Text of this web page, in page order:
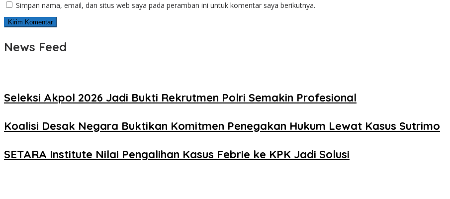
Simpan nama, email, dan situs web saya pada peramban ini untuk komentar saya berikutnya.
News Feed
Seleksi Akpol 2026 Jadi Bukti Rekrutmen Polri Semakin Profesional
Koalisi Desak Negara Buktikan Komitmen Penegakan Hukum Lewat Kasus Sutrimo
SETARA Institute Nilai Pengalihan Kasus Febrie ke KPK Jadi Solusi